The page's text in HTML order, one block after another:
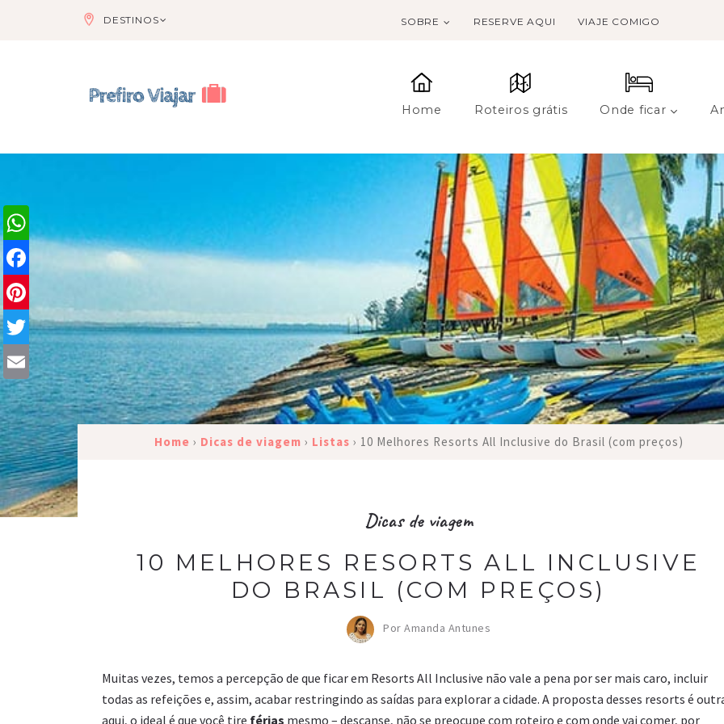
DESTINOS SOBRE RESERVE AQUI VIAJE COMIGO
Home Roteiros grátis Onde ficar
Home › Dicas de viagem › Listas › 10 Melhores Resorts All Inclusive do Brasil (com preços)
Dicas de viagem
10 MELHORES RESORTS ALL INCLUSIVE
DO BRASIL (COM PREÇOS)
Por Amanda Antunes
Muitas vezes, temos a percepção de que ficar em Resorts All Inclusive não vale a pena por ser mais caro, incluir
todas as refeições e, assim, acabar restringindo as saídas para explorar a cidade. A proposta desses resorts é
aqui, o ideal é que você tire férias mesmo – descanse, não se preocupe com roteiro e com onde vai comer, por
WhatsApp
Facebook
Pinterest
Twitter
Email